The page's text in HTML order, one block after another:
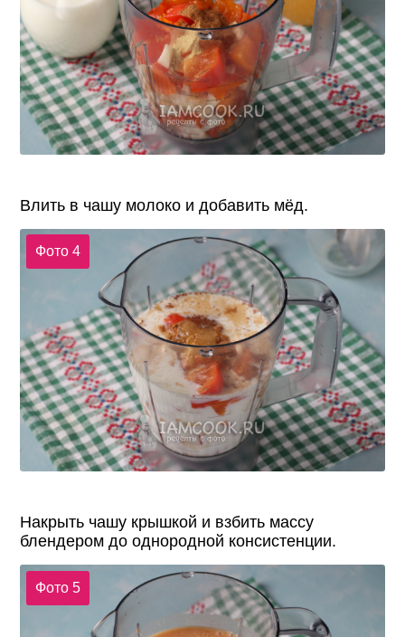
Влить в чашу молоко и добавить мёд.
Фото 4
Накрыть чашу крышкой и взбить массу
блендером до однородной консистенции.
Фото 5